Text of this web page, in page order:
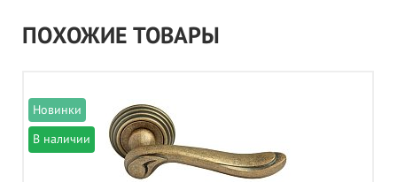
ПОХОЖИЕ ТОВАРЫ
В наличии